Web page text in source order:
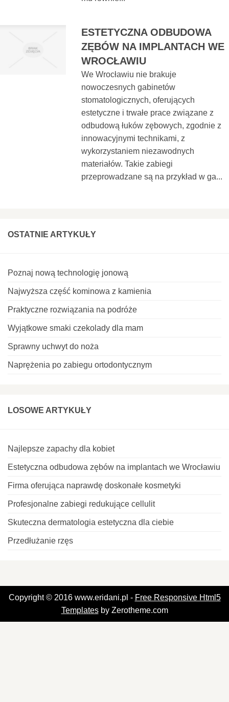
ESTETYCZNA ODBUDOWA
ZĘBÓW NA IMPLANTACH WE
WROCŁAWIU
We Wrocławiu nie brakuje
nowoczesnych gabinetów
stomatologicznych, oferujących
estetyczne i trwałe prace związane z
odbudową łuków zębowych, zgodnie z
innowacyjnymi technikami, z
wykorzystaniem niezawodnych
materiałów. Takie zabiegi
przeprowadzane są na przykład w ga...
OSTATNIE ARTYKUŁY
Poznaj nową technologię jonową
Najwyższa część kominowa z kamienia
Praktyczne rozwiązania na podróże
Wyjątkowe smaki czekolady dla mam
Sprawny uchwyt do noża
Naprężenia po zabiegu ortodontycznym
LOSOWE ARTYKUŁY
Najlepsze zapachy dla kobiet
Estetyczna odbudowa zębów na implantach we Wrocławiu
Firma oferująca naprawdę doskonałe kosmetyki
Profesjonalne zabiegi redukujące cellulit
Skuteczna dermatologia estetyczna dla ciebie
Przedłużanie rzęs
Copyright © 2016 www.eridani.pl - Free Responsive Html5
Templatesby Zerotheme.com